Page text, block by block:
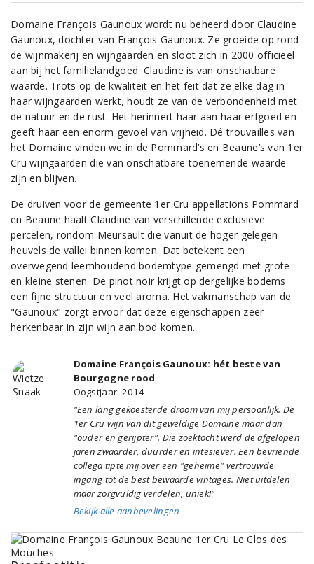
Domaine François Gaunoux wordt nu beheerd door Claudine
Gaunoux, dochter van François Gaunoux. Ze groeide op rond
de wijnmakerij en wijngaarden en sloot zich in 2000 officieel
aan bij het familielandgoed. Claudine is van onschatbare
waarde. Trots op de kwaliteit en het feit dat ze elke dag in
haar wijngaarden werkt, houdt ze van de verbondenheid met
de natuur en de rust. Het herinnert haar aan haar erfgoed en
geeft haar een enorm gevoel van vrijheid. Dé trouvailles van
het Domaine vinden we in de Pommard’s en Beaune’s van 1er
Cru wijngaarden die van onschatbare toenemende waarde
zijn en blijven.
De druiven voor de gemeente 1er Cru appellations Pommard
en Beaune haalt Claudine van verschillende exclusieve
percelen, rondom Meursault die vanuit de hoger gelegen
heuvels de vallei binnen komen. Dat betekent een
overwegend leemhoudend bodemtype gemengd met grote
en kleine stenen. De pinot noir krijgt op dergelijke bodems
een fijne structuur en veel aroma. Het vakmanschap van de
"Gaunoux" zorgt ervoor dat deze eigenschappen zeer
herkenbaar in zijn wijn aan bod komen.
Domaine François Gaunoux: hét beste van
Bourgogne rood
Oogstjaar: 2014
"Een lang gekoesterde droom van mij persoonlijk. De
1er Cru wijn van dit geweldige Domaine maar dan
"ouder en gerijpter". Die zoektocht werd de afgelopen
jaren zwaarder, duurder en intesiever. Een bevriende
collega tipte mij over een "geheime" vertrouwde
ingang tot de best bewaarde vintages. Niet uitdelen
maar zorgvuldig verdelen, uniek!"
Bekijk alle aanbevelingen